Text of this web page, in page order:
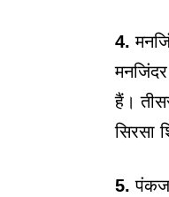
4.
हैं।
सिरसा
5. पंकज